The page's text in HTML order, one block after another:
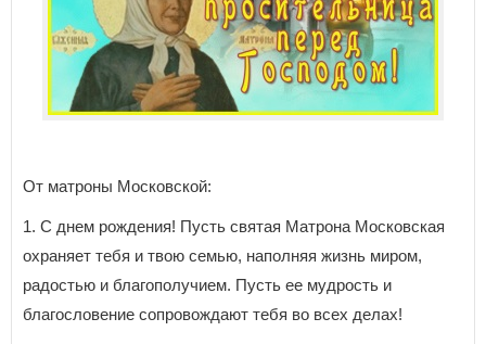
От матроны Московской:
1. С днем рождения! Пусть святая Матрона Московская
охраняет тебя и твою семью, наполняя жизнь миром,
радостью и благополучием. Пусть ее мудрость и
благословение сопровождают тебя во всех делах!